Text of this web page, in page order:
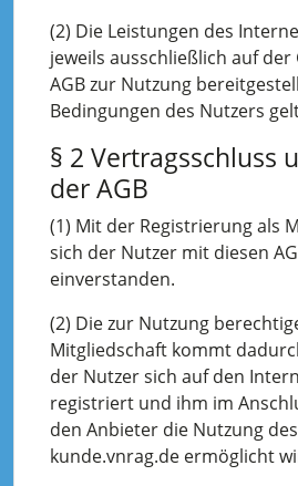
(2) Die Leistungen des
jeweils ausschließlich auf
AGB zur Nutzung
Bedingungen des Nutzers
§ 2 Vertragsschluss
der AGB
(1) Mit der Registrierung als
sich der Nutzer mit diesen
einverstanden.
(2) Die zur Nutzung
Mitgliedschaft kommt
der Nutzer sich auf den
registriert und ihm im
den Anbieter die Nutzung
kunde.vnrag.de ermöglicht